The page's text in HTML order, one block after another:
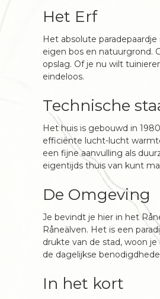
Het Erf
Het absolute
eigen bos en natuurgrond.
opslag. Of je nu wilt
eindeloos.
Technische
Het huis is gebouwd in
efficiënte lucht-lucht
een fijne aanvulling als
eigentijds thuis van kunt
De Omgeving
Je bevindt je hier in het
Råneälven. Het is een
drukte van de stad, woon
de dagelijkse
In het kort